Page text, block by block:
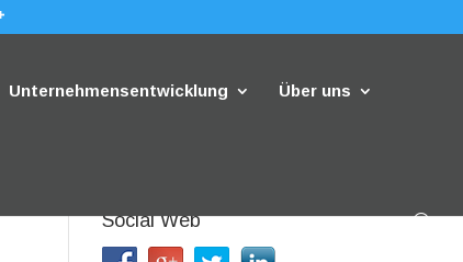
Unternehmensentwicklung Über uns
Social Web